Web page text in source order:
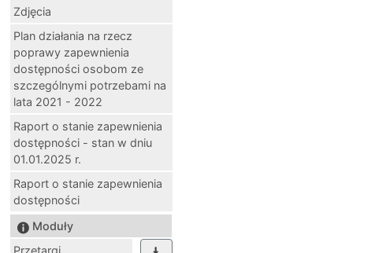
Zdjęcia
Plan działania na rzecz
poprawy zapewnienia
dostępności osobom ze
szczególnymi potrzebami na
lata 2021 - 2022
Raport o stanie zapewnienia
dostępności - stan w dniu
01.01.2025 r.
Raport o stanie zapewnienia
dostępności
Moduły